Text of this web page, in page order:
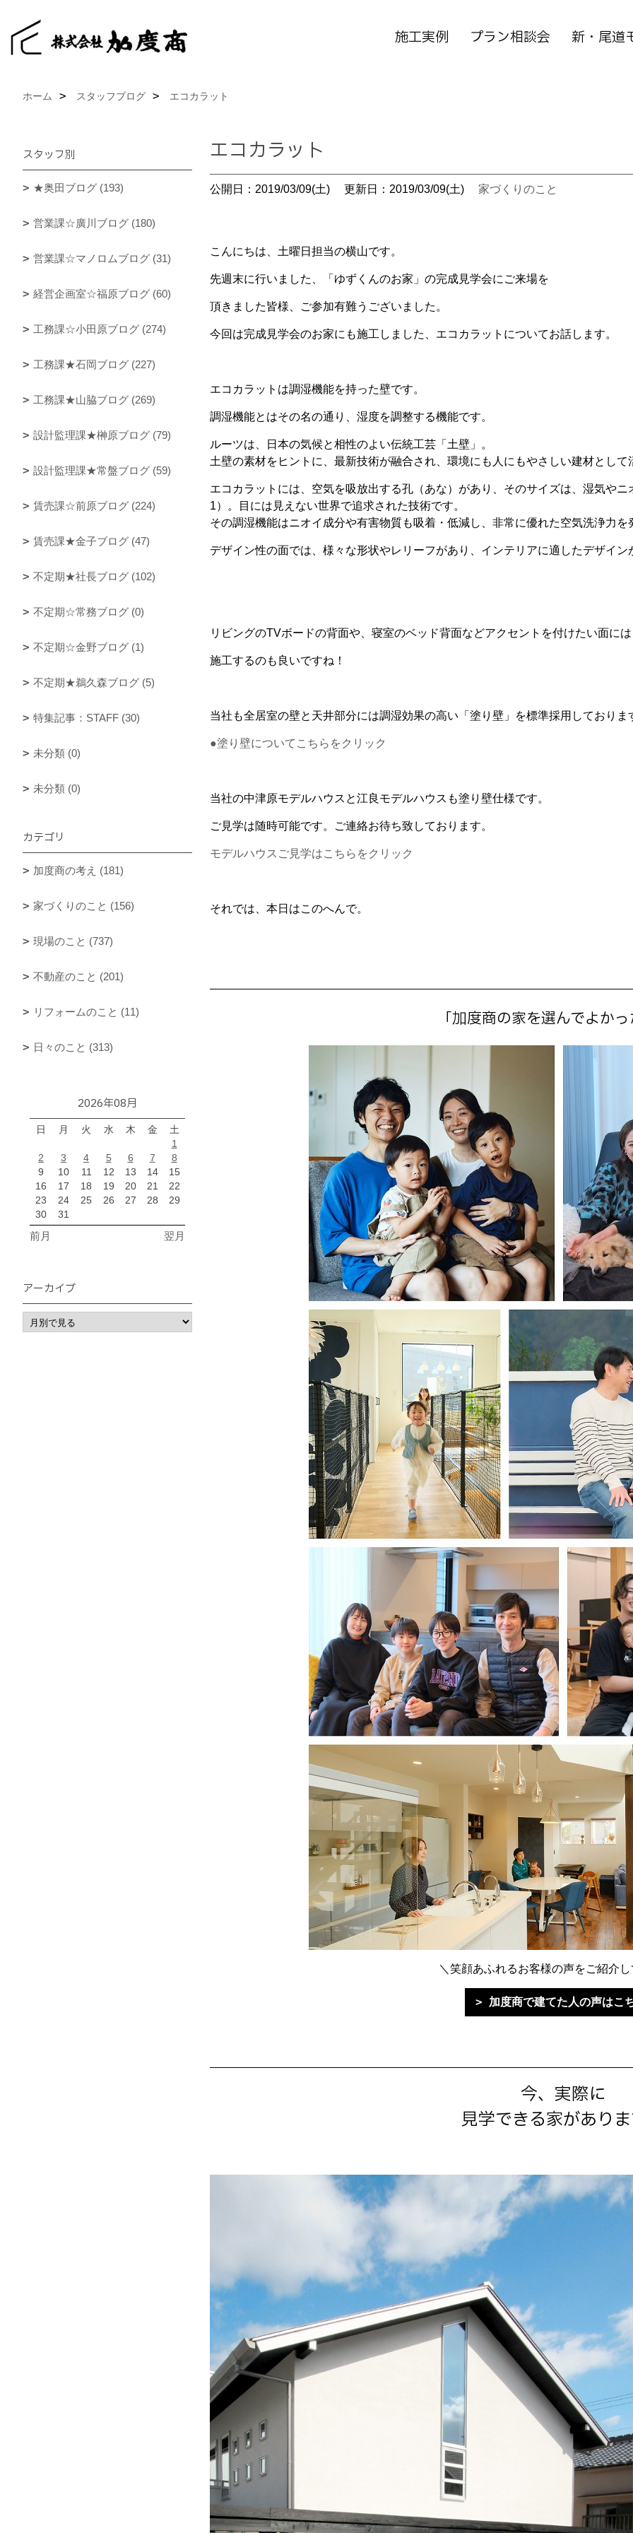
施工実例 プラン相談会 新・尾道
ホーム スタッフブログ エコカラット
エコカラット
公開日：2019/03/09(土) 更新日：2019/03/09(土) 家づくりのこと
こんにちは、土曜日担当の横山です。
先週末に行いました、「ゆずくんのお家」の完成見学会にご来場を
頂きました皆様、ご参加有難うございました。
今回は完成見学会のお家にも施工しました、エコカラットについてお話します。
エコカラットは調湿機能を持った壁です。
調湿機能とはその名の通り、湿度を調整する機能です。
ルーツは、日本の気候と相性のよい伝統工芸「土壁」。
土壁の素材をヒントに、最新技術が融合され、環境にも人にもやさしい建材として
エコカラットには、空気を吸放出する孔（あな）があり、そのサイズは、湿気や
1）。目には見えない世界で追求された技術です。
その調湿機能はニオイ成分や有害物質も吸着・低減し、非常に優れた空気洗浄力
デザイン性の面では、様々な形状やレリーフがあり、インテリアに適したデザイ
リビングのTVボードの背面や、寝室のベッド背面などアクセントを付けたい面には
施工するのも良いですね！
当社も全居室の壁と天井部分には調湿効果の高い「塗り壁」を標準採用しておりま
●塗り壁についてこちらをクリック
当社の中津原モデルハウスと江良モデルハウスも塗り壁仕様です。
ご見学は随時可能です。ご連絡お待ち致しております。
モデルハウスご見学はこちらをクリック
それでは、本日はこのへんで。
「加度商の家を選んでよか
＼笑顔あふれるお客様の声をご紹介
加度商で建てた人の声はこ
今、実際に
見学できる家があり
スタッフ別
★奥田ブログ (193)
営業課☆廣川ブログ (180)
営業課☆マノロムブログ (31)
経営企画室☆福原ブログ (60)
工務課☆小田原ブログ (274)
工務課★石岡ブログ (227)
工務課★山脇ブログ (269)
設計監理課★榊原ブログ (79)
設計監理課★常盤ブログ (59)
賃売課☆前原ブログ (224)
賃売課★金子ブログ (47)
不定期★社長ブログ (102)
不定期☆常務ブログ (0)
不定期☆金野ブログ (1)
不定期★鵜久森ブログ (5)
特集記事：STAFF (30)
未分類 (0)
未分類 (0)
カテゴリ
加度商の考え (181)
家づくりのこと (156)
現場のこと (737)
不動産のこと (201)
リフォームのこと (11)
日々のこと (313)
2026年08月
日 月 火 水 木 金
土
1
2
3 4 5 6 7
8
9
10 11 12 13 14
15
16
17 18 19 20 21
22
23
24 25 26 27 28
29
30
31
前月 翌月
アーカイブ